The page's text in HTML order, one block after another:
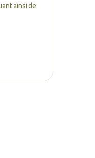
ainsi de